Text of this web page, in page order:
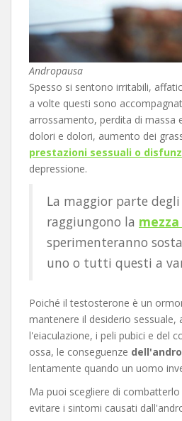
Andropausa
Spesso si sentono irritabili,
a volte questi sono
arrossamento, perdita di massa
dolori e dolori, aumento dei
prestazioni sessuali o
depressione.
La maggior parte
raggiungono la
sperimenteranno
uno o tutti questi a
Poiché il testosterone è un
mantenere il desiderio sessuale,
l'eiaculazione, i peli pubici e del
ossa, le conseguenze
lentamente quando un uomo
Ma puoi scegliere di
evitare i sintomi causati